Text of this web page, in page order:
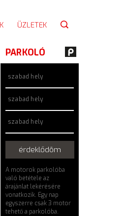
ÜZLETEK
PARKOLÓ
szabad hely
szabad hely
szabad hely
érdeklődöm
A motorok parkolóba
való betétele az
árajánlat lekérésére
vonatkozik. Egy nap
egyszerre csak 3 motor
tehető a parkolóba.